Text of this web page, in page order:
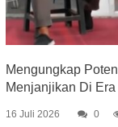
Mengungkap
Menjanjikan Di Era
16 Juli 2026 0